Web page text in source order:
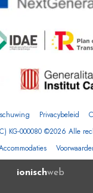
Privacybeleid
KG-000080 ©2026 Alle
ionischweb